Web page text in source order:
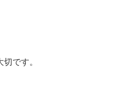
です。